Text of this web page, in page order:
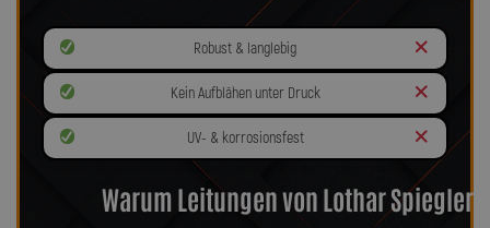
Robust & langlebig
Kein Aufblähen unter Druck
UV- & korrosionsfest
Warum Leitungen von Lothar Spiegler?